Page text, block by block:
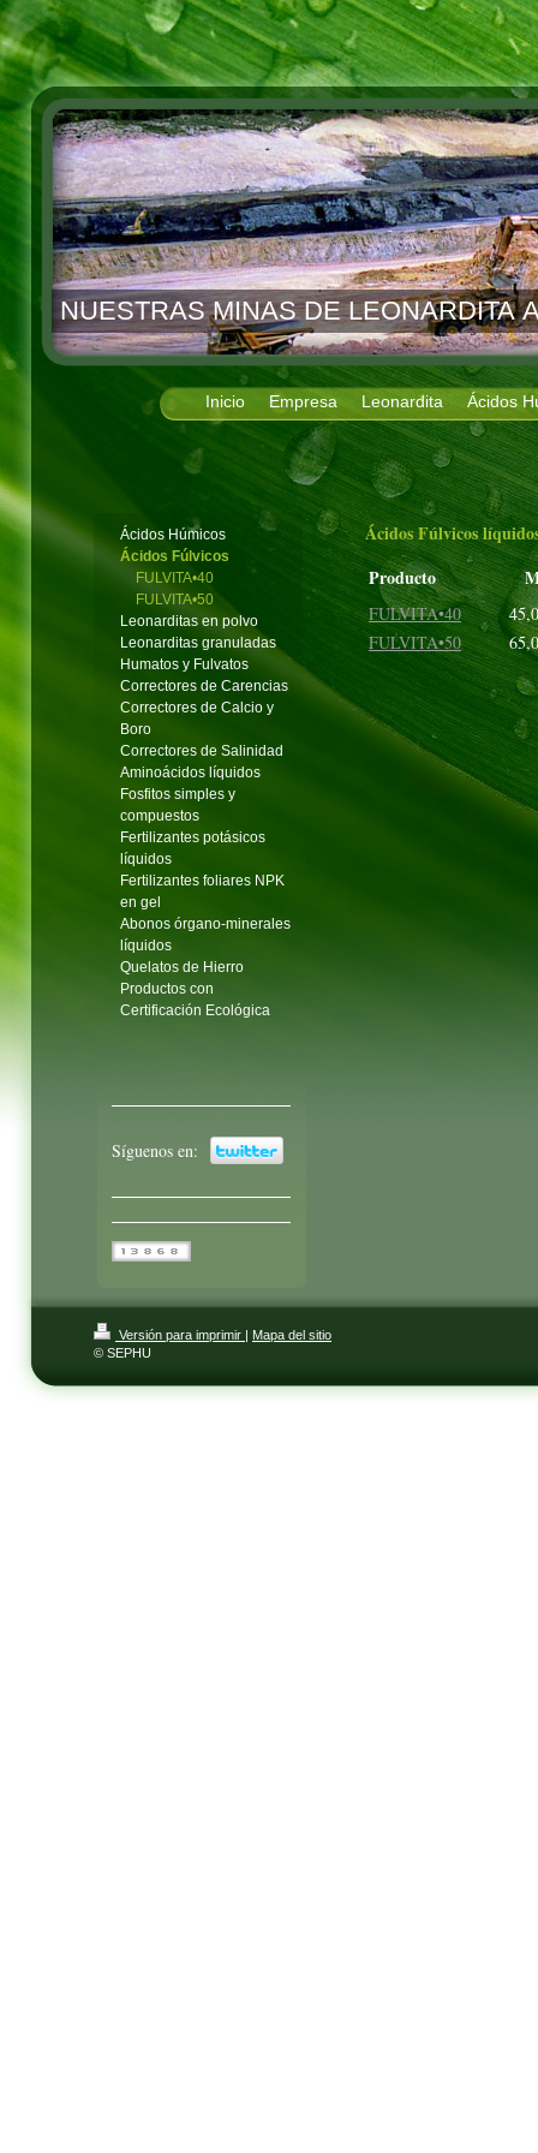
NUESTRAS MINAS DE LEONARDITA
Inicio Empresa Leonardita Ácidos
Ácidos Fúlvicos
Producto
FULVITA•40
FULVITA•50
Ácidos Húmicos
Ácidos Fúlvicos
FULVITA•40
FULVITA•50
Leonarditas en polvo
Leonarditas granuladas
Humatos y Fulvatos
Correctores de Carencias
Correctores de Calcio y
Boro
Correctores de Salinidad
Aminoácidos líquidos
Fosfitos simples y
compuestos
Fertilizantes potásicos
líquidos
Fertilizantes foliares NPK
en gel
Abonos órgano-minerales
líquidos
Quelatos de Hierro
Productos con
Certificación Ecológica
Síguenos en:
Versión para imprimir | Mapa del sitio
© SEPHU